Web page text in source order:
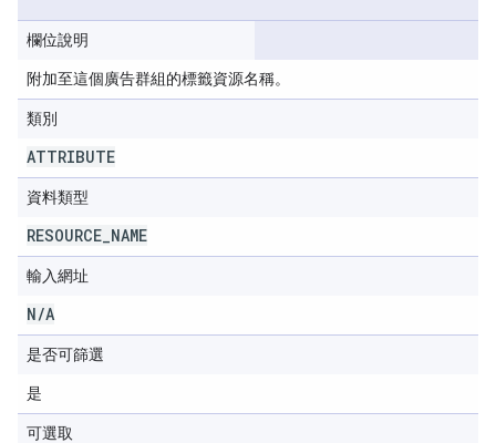
欄位說明
附加至這個廣告群組的標籤資源名稱。
類別
ATTRIBUTE
資料類型
RESOURCE NAME
輸入網址
N/A
是否可篩選
是
可選取